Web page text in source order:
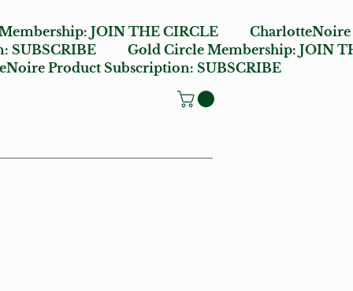
JOIN THE CIRCLE
SUBSCRIBE Gold Circle Membership:JOIN
Product Subscription:SUBSCRIBE